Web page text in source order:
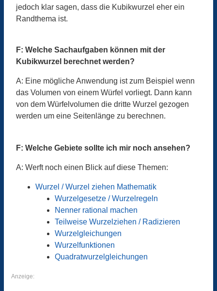
jedoch klar sagen, dass die Kubikwurzel eher ein
Randthema ist.
F: Welche Sachaufgaben können mit der
Kubikwurzel berechnet werden?
A: Eine mögliche Anwendung ist zum Beispiel wenn
das Volumen von einem Würfel vorliegt. Dann kann
von dem Würfelvolumen die dritte Wurzel gezogen
werden um eine Seitenlänge zu berechnen.
F: Welche Gebiete sollte ich mir noch ansehen?
A: Werft noch einen Blick auf diese Themen:
Wurzel / Wurzel ziehen Mathematik
Wurzelgesetze / Wurzelregeln
Nenner rational machen
Teilweise Wurzelziehen / Radizieren
Wurzelgleichungen
Wurzelfunktionen
Quadratwurzelgleichungen
Anzeige: